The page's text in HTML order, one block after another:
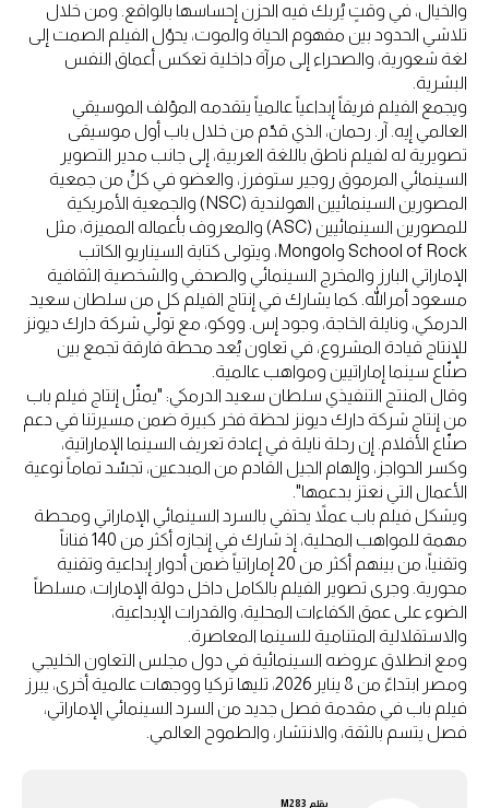
والخيال، في وقتٍ يُربك فيه الحزن إحساسها بالواقع. ومن خلال
تلاشي الحدود بين مفهوم الحياة والموت، يحوّل الفيلم الصمت إلى
لغة شعورية، والصحراء إلى مرآة داخلية تعكس أعماق النفس
البشرية.
ويجمع الفيلم فريقاً إبداعياً عالمياً يتقدمه المؤلف الموسيقي
العالمي إيه. آر. رحمان، الذي قدّم من خلال باب أول موسيقى
تصويرية له لفيلم ناطق باللغة العربية، إلى جانب مدير التصوير
السينمائي المرموق روجير ستوفرز، والعضو في كلٍّ من جمعية
المصورين السينمائيين الهولندية (NSC) والجمعية الأمريكية
للمصورين السينمائيين (ASC) والمعروف بأعماله المميزة، مثل
School of Rock وMongol، ويتولى كتابة السيناريو الكاتب
الإماراتي البارز والمخرج السينمائي والصحفي والشخصية الثقافية
مسعود أمرالله. كما يشارك في إنتاج الفيلم كل من سلطان سعيد
الدرمكي، ونايلة الخاجة، وجود إس. ووكو، مع تولّي شركة دارك ديونز
للإنتاج قيادة المشروع، في تعاون يُعد محطة فارقة تجمع بين
صنّاع سينما إماراتيين ومواهب عالمية.
وقال المنتج التنفيذي سلطان سعيد الدرمكي: "يمثّل إنتاج فيلم باب
من إنتاج شركة دارك ديونز لحظة فخر كبيرة ضمن مسيرتنا في دعم
صنّاع الأفلام. إن رحلة نايلة في إعادة تعريف السينما الإماراتية،
وكسر الحواجز، وإلهام الجيل القادم من المبدعين، تجسّد تماماً نوعية
الأعمال التي نعتز بدعمها".
ويشكل فيلم باب عملاً يحتفي بالسرد السينمائي الإماراتي ومحطة
مهمة للمواهب المحلية، إذ شارك في إنجازه أكثر من 140 فناناً
وتقنياً، من بينهم أكثر من 20 إماراتياً ضمن أدوار إبداعية وتقنية
محورية. وجرى تصوير الفيلم بالكامل داخل دولة الإمارات، مسلطاً
الضوء على عمق الكفاءات المحلية، والقدرات الإبداعية،
والاستقلالية المتنامية للسينما المعاصرة.
ومع انطلاق عروضه السينمائية في دول مجلس التعاون الخليجي
ومصر ابتداءً من 8 يناير 2026، تليها تركيا ووجهات عالمية أخرى، يبرز
فيلم باب في مقدمة فصل جديد من السرد السينمائي الإماراتي،
فصل يتسم بالثقة، والانتشار، والطموح العالمي.
بقلم M283